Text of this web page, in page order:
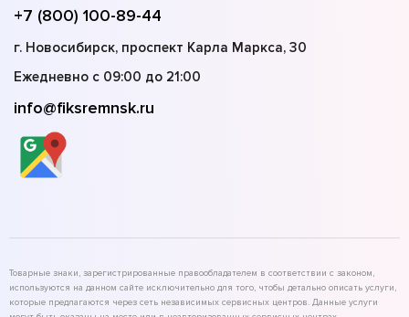
+7 (800) 100-89-44
г. Новосибирск, проспект Карла Маркса, 30
Ежедневно с 09:00 до 21:00
info@fiksremnsk.ru
Товарные знаки, зарегистрированные правообладателем в соответствии с законом,
используются на данном сайте исключительно для того, чтобы детально описать услуги,
которые предлагаются через сеть независимых сервисных центров. Данные услуги